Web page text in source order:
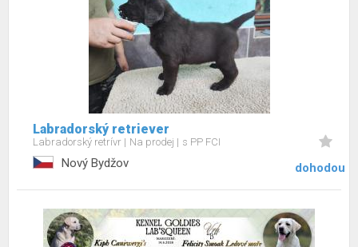
Labradorský retriever
Labradorský retrívr Na prodej s PP FCI
Nový Bydžov dohodou